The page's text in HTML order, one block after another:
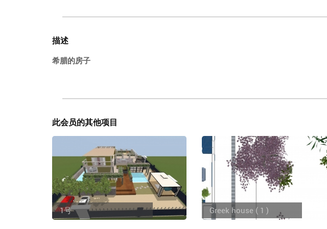
描述
希腊的房子
此会员的其他项目
1号 Greek house ( 1 )